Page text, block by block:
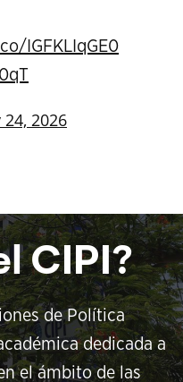
IGFKLIqGE0
24, 2026
CIPI?
de Política
dedicada a
el ámbito de las